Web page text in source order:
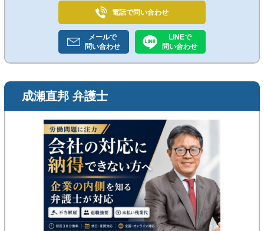
電話で問い合わせ
メールで
問い合わせ
LINEで
問い合わせ
成瀬直邦 弁護士